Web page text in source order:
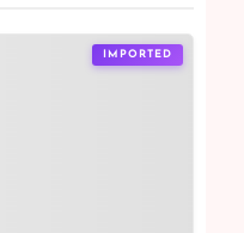
IMPORTED